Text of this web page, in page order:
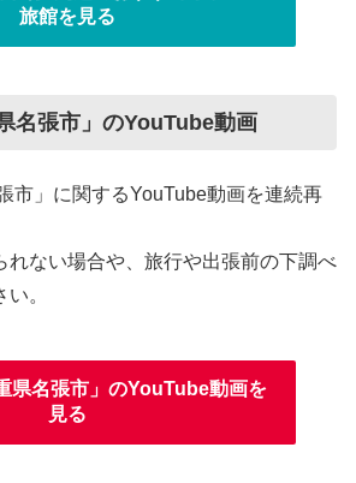
旅館を見る
名張市」のYouTube動画
市」に関するYouTube動画を連続再
れない場合や、旅行や出張前の下調べ
。
県名張市」のYouTube動画を
見る